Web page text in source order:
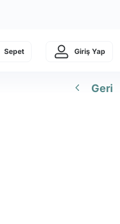
Sepet Giriş Yap
Geri